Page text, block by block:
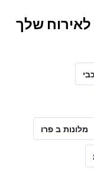
לאירוח שלך
מלונות ב פרו